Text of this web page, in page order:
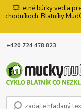
💥Letné búrky vedia
chodníkoch. Blatníky
+420 724 478 823